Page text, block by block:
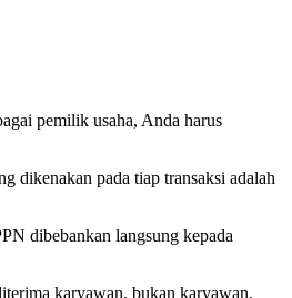
pemilik usaha, Anda harus
dikenakan pada tiap transaksi adalah
dibebankan langsung kepada
karyawan, bukan karyawan,